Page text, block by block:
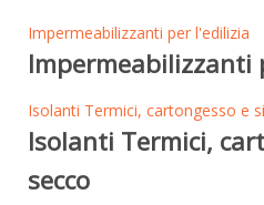
Impermeabilizzanti per l'edilizia
Impermeabilizzanti
Isolanti Termici, cartongesso e
Isolanti Termici,
secco